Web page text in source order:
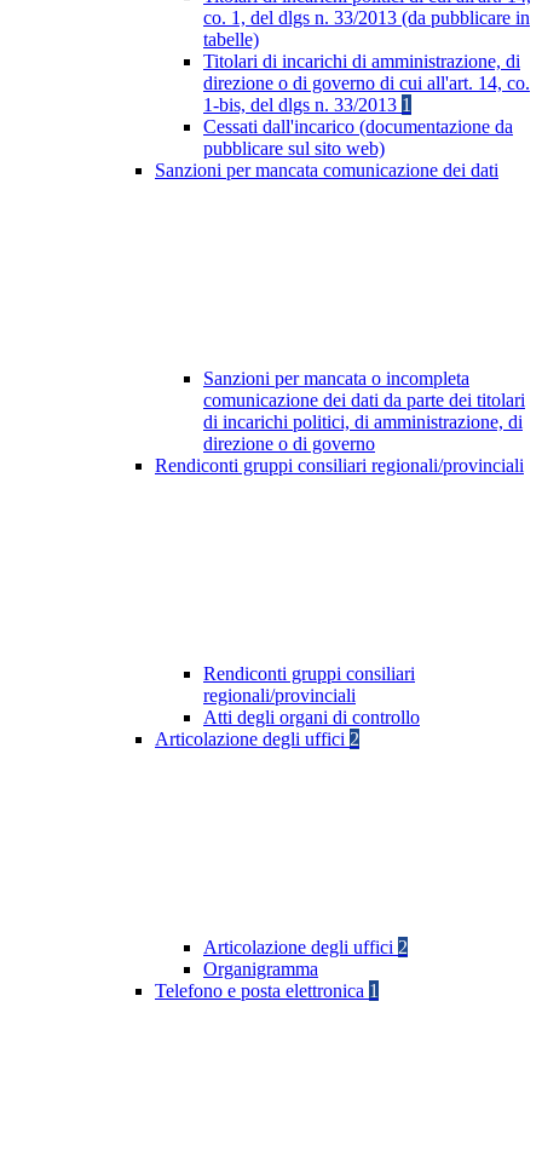
co. 1, del dlgs n. 33/2013 (da pubblicare in
tabelle)
Titolari di incarichi di amministrazione, di
direzione o di governo di cui all'art. 14, co.
1-bis, del dlgs n. 33/2013 1
Cessati dall'incarico (documentazione da
pubblicare sul sito web)
Sanzioni per mancata comunicazione dei dati
Sanzioni per mancata o incompleta
comunicazione dei dati da parte dei titolari
di incarichi politici, di amministrazione, di
direzione o di governo
Rendiconti gruppi consiliari regionali/provinciali
Rendiconti gruppi consiliari
regionali/provinciali
Atti degli organi di controllo
Articolazione degli uffici 2
Articolazione degli uffici 2
Organigramma
Telefono e posta elettronica 1